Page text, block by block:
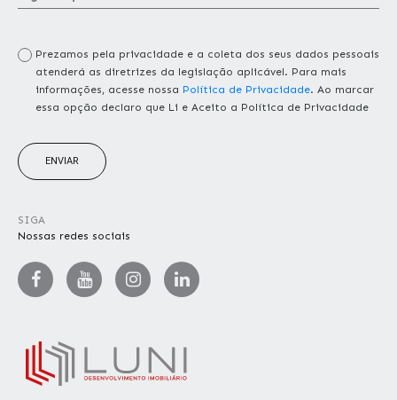
Prezamos pela privacidade e a coleta dos seus dados pessoais
atenderá as diretrizes da legislação aplicável. Para mais
informações, acesse nossa Política de Privacidade. Ao marcar
essa opção declaro que Li e Aceito a Política de Privacidade
ENVIAR
SIGA
Nossas redes sociais